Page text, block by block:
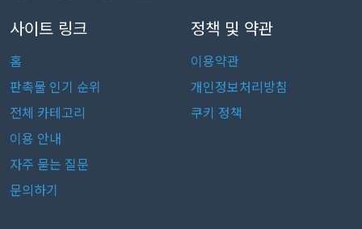
사이트 링크
홈
판촉물 인기 순위
전체 카테고리
이용 안내
자주 묻는 질문
문의하기
정책 및 약관
이용약관
개인정보처리방침
쿠키 정책